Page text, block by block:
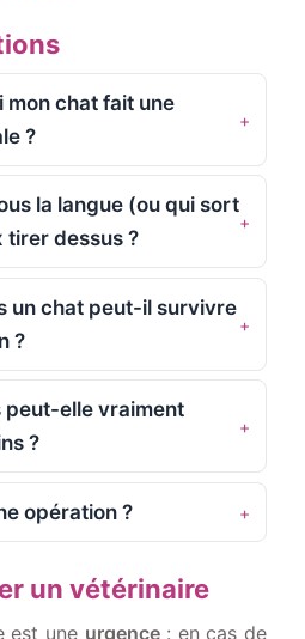
mon chat fait une
?
la langue (ou qui sort
tirer dessus ?
un chat peut-il survivre
?
peut-elle vraiment
?
opération ?
un vétérinaire
est une urgence: en cas de